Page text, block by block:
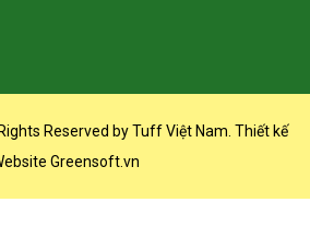
Reserved by Tuff Việt Nam. Thiết kế
Greensoft.vn